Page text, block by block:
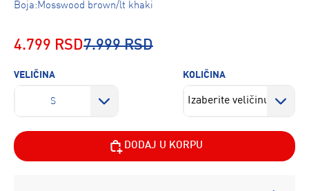
Boja:Mosswood brown/lt khaki
4.799 RSD7.999 RSD
VELIČINA
S
KOLIČINA
DODAJ U KORPU